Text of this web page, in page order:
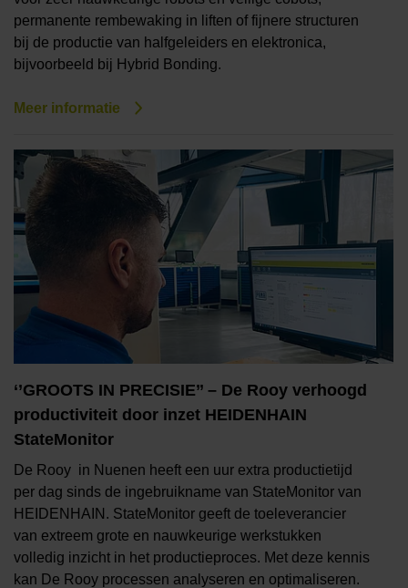
permanente rembewaking in liften of fijnere structuren
bij de productie van halfgeleiders en elektronica,
bijvoorbeeld bij Hybrid Bonding.
Meer informatie
‘’GROOTS IN PRECISIE’’ – De Rooy verhoogd
productiviteit door inzet HEIDENHAIN
StateMonitor
De Rooy in Nuenen heeft een uur extra productietijd
per dag sinds de ingebruikname van StateMonitor van
HEIDENHAIN. StateMonitor geeft de toeleverancier
van extreem grote en nauwkeurige werkstukken
volledig inzicht in het productieproces. Met deze kennis
kan De Rooy processen analyseren en optimaliseren.